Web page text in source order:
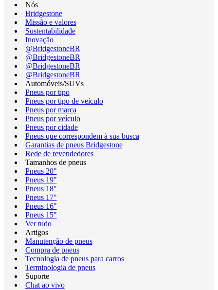
Nós
Bridgestone
Missão e valores
Sustentabilidade
Inovação
@BridgestoneBR
@BridgestoneBR
@BridgestoneBR
@BridgestoneBR
Automóveis/SUVs
Pneus por tipo
Pneus por tipo de veículo
Pneus por marca
Pneus por veículo
Pneus por cidade
Pneus que correspondem à sua busca
Garantias de pneus Bridgestone
Rede de revendedores
Tamanhos de pneus
Pneus 20"
Pneus 19"
Pneus 18"
Pneus 17"
Pneus 16"
Pneus 15"
Ver tudo
Artigos
Manutenção de pneus
Compra de pneus
Tecnologia de pneus para carros
Terminologia de pneus
Suporte
Chat ao vivo